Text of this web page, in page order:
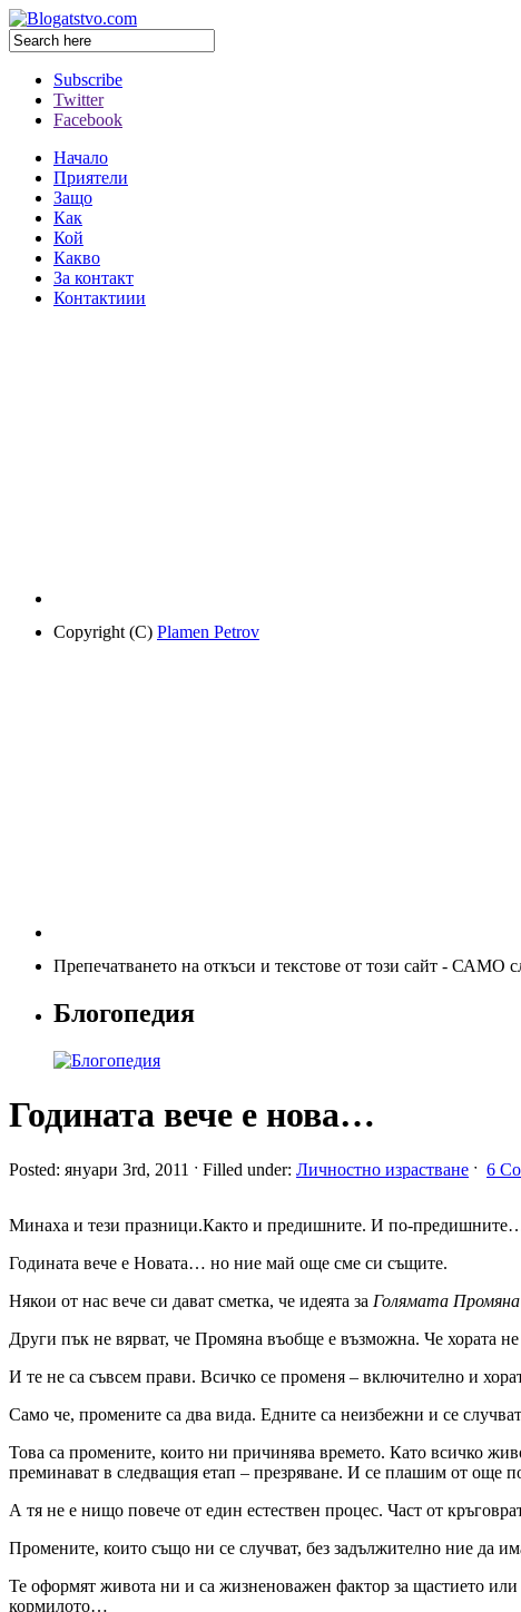
Subscribe
Twitter
Facebook
Начало
Приятели
Защо
Как
Кой
Какво
За контакт
Контактиии
Copyright (C) Plamen Petrov
Препечатването на откъси и текстове от този сайт - САМО
Блогопедия
Годината вече е нова…
Posted: януари 3rd, 2011 ˑ Filled under: Личностно израстване ˑ 6
Минаха и тези празници.Както и предишните. И по-
Годината вече е Новата… но ние май още сме си същите.
Някои от нас вече си дават сметка, че идеята за Голямата Промяна
Други пък не вярват, че Промяна въобще е възможна. Че хората
И те не са съвсем прави. Всичко се променя – включително и
Само че, промените са два вида. Едните са неизбежни и се
Това са промените, които ни причинява времето. Като всичко
преминават в следващия етап – презряване. И се плашим от още
А тя не е нищо повече от един естествен процес. Част от
Промените, които също ни се случват, без задължително ние да
Те оформят живота ни и са жизненоважен фактор за щастието
кормилото…